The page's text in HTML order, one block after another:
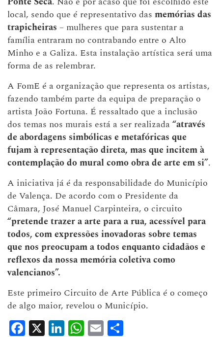
local, sendo que é representativo das memórias das
trapicheiras – mulheres que para sustentar a
família entraram no contrabando entre o Alto
Minho e a Galiza. Esta instalação artística será uma
forma de as relembrar.
A FomE é a organização que representa os artistas,
fazendo também parte da equipa de preparação o
artista João Fortuna. É ressaltado que a inclusão
dos temas nos murais está a ser realizada“através
de abordagens simbólicas e metafóricas que
fujam à representação direta, mas que incitem à
contemplação do mural como obra de arte em si”.
A iniciativa já é da responsabilidade do Município
de Valença. De acordo com o Presidente da
Câmara, José Manuel Carpinteira, o circuito
“pretende trazer a arte para a rua, acessível para
todos, com expressões inovadoras sobre temas
que nos preocupam a todos enquanto cidadãos e
reflexos da nossa memória coletiva como
valencianos”.
Este primeiro Circuito de Arte Pública é o começo
de algo maior, revelou o Município.
Facebook
X LinkedIn
WhatsApp
Email